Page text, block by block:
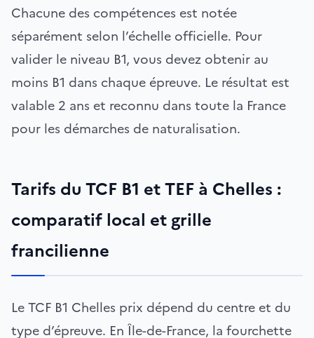
Chacune des compétences est notée
séparément selon l’échelle officielle. Pour
valider le niveau B1, vous devez obtenir au
moins B1 dans chaque épreuve. Le résultat est
valable 2 ans et reconnu dans toute la France
pour les démarches de naturalisation.
Tarifs du TCF B1 et TEF à Chelles :
comparatif local et grille
francilienne
Le TCF B1 Chelles prix dépend du centre et du
type d’épreuve. En Île-de-France, la fourchette